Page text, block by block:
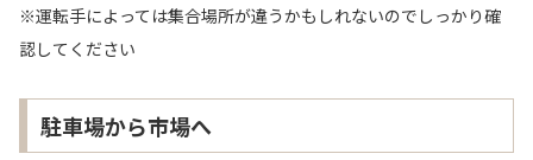
※運転手によっては集合場所が違うかもしれないのでしっかり確
認してください
駐車場から市場へ